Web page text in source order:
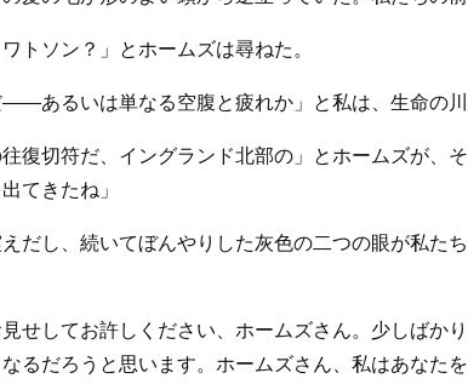
トソン？」とホームズは尋ねた。
――あるいは単なる空腹と疲れか」と私は、生命の
往復切符だ、イングランド北部の」とホームズが
てきたね」
だし、続いてぼんやりした灰色の二つの眼が私
見せしてお許しください、ホームズさん。少しば
るだろうと思います。ホームズさん、私はあなた